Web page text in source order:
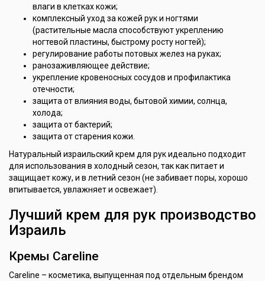
влаги в клетках кожи;
комплексный уход за кожей рук и ногтями
(растительные масла способствуют укреплению
ногтевой пластины, быстрому росту ногтей);
регулирование работы потовых желез на руках;
ранозаживляющее действие;
укрепление кровеносных сосудов и профилактика
отечности;
защита от влияния воды, бытовой химии, солнца,
холода;
защита от бактерий;
защита от старения кожи.
Натуральный израильский крем для рук идеально подходит
для использования в холодный сезон, так как питает и
защищает кожу, и в летний сезон (не забивает поры, хорошо
впитывается, увлажняет и освежает).
Лучший крем для рук производство
Израиль
Кремы Careline
Careline – косметика, выпущенная под отдельным брендом